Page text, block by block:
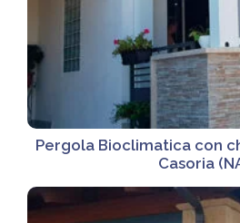
Pergola Bioclimatica con
Casoria